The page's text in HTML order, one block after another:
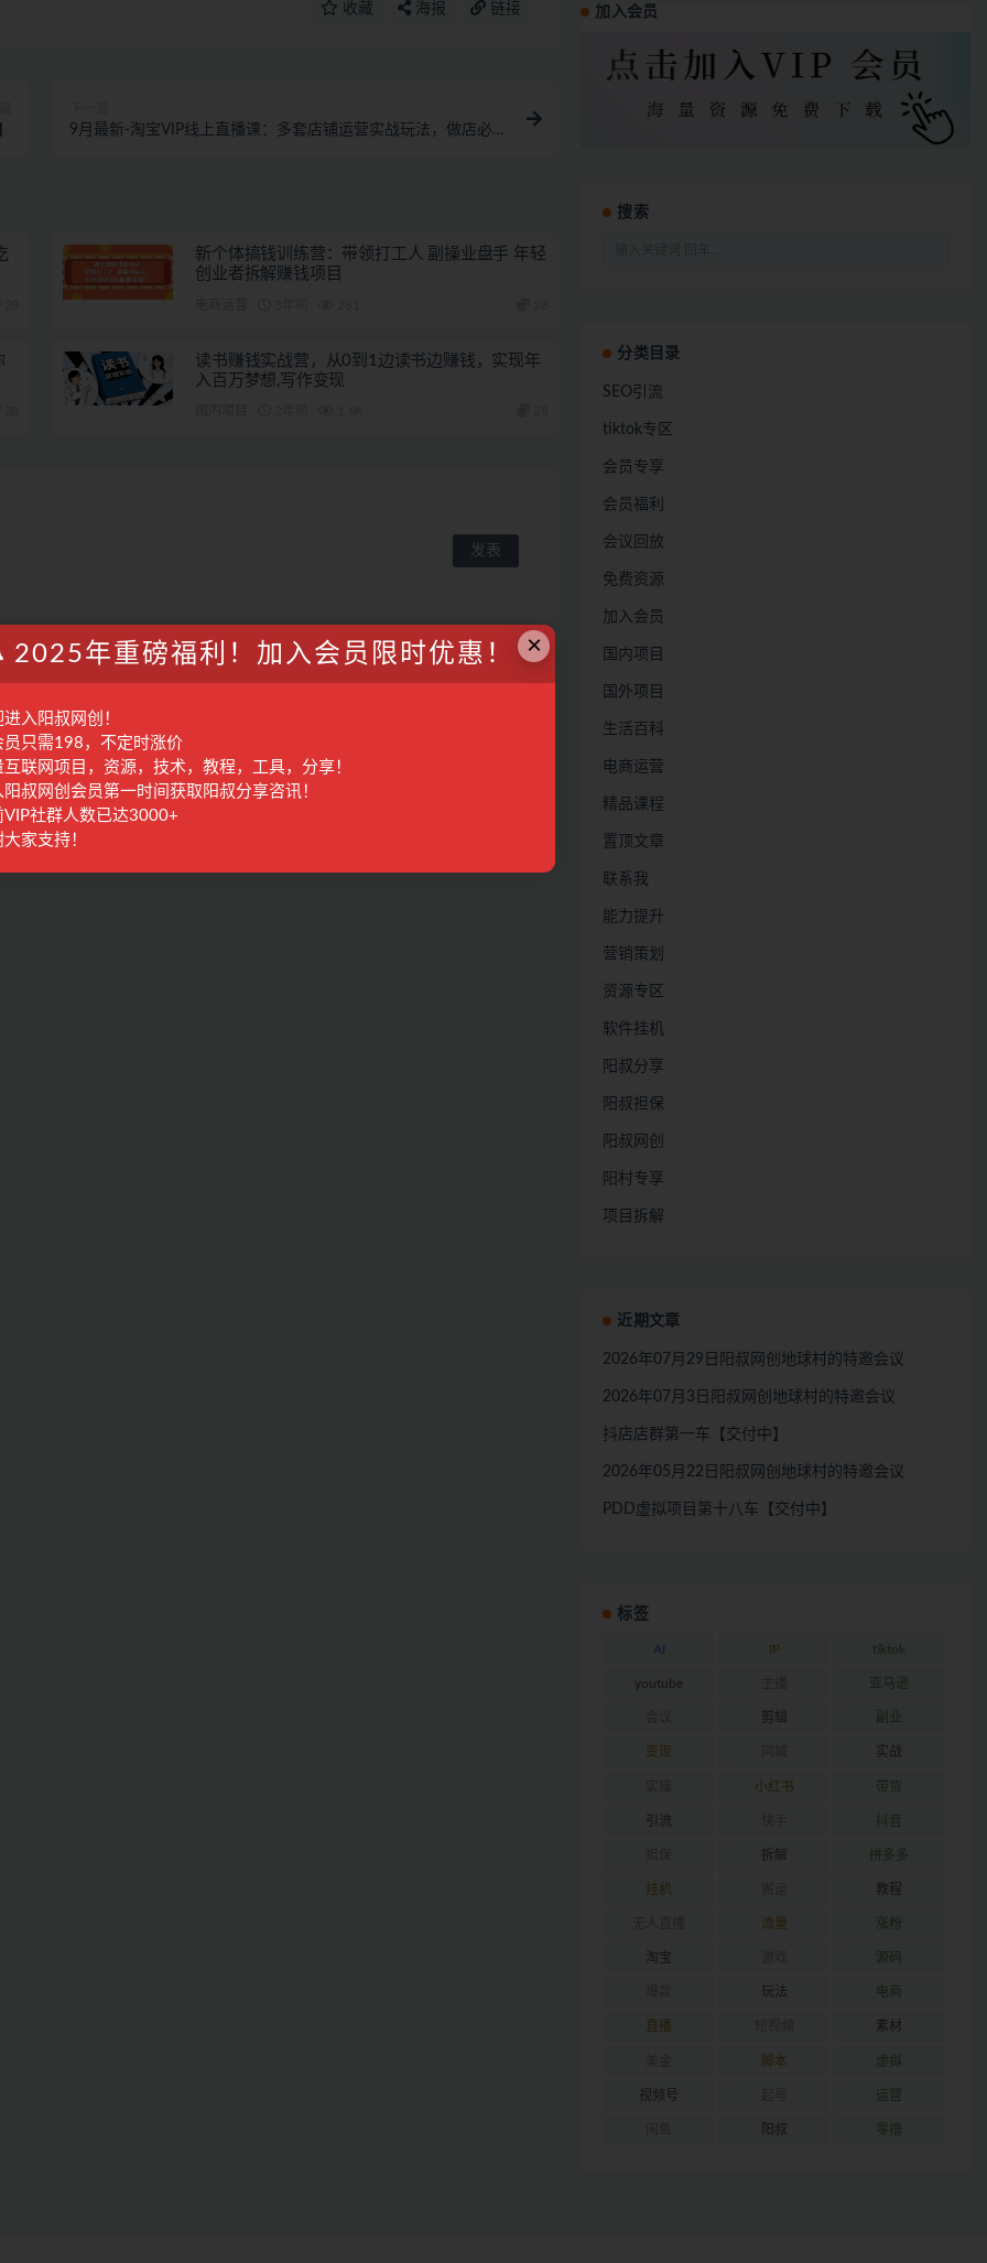
收藏 海报 链接
9月最新-淘宝VIP线上直播课：多套店铺运营实战玩法，做店必备
新个体搞钱训练营：带领打工人 副操业盘手 年轻
创业者拆解赚钱项目
读书赚钱实战营，从0到1边读书边赚钱，实现年
入百万梦想,写作变现
加入会员
搜索
分类目录
SEO引流
tiktok专区
会员专享
会员福利
会议回放
免费资源
加入会员
国内项目
国外项目
生活百科
电商运营
精品课程
置顶文章
联系我
能力提升
营销策划
资源专区
软件挂机
阳叔分享
阳叔担保
阳叔网创
阳村专享
项目拆解
近期文章
2026年07月29日阳叔网创地球村的特邀会议
2026年07月3日阳叔网创地球村的特邀会议
抖店店群第一车【交付中】
2026年05月22日阳叔网创地球村的特邀会议
PDD虚拟项目第十八车【交付中】
标签
AI IP tiktok
youtube 亚马逊
剪辑 副业
变现 实战
小红书 带货
引流 抖音
拆解 拼多多
挂机 教程
流量 涨粉
淘宝 源码
玩法 电商
直播 素材
脚本 虚拟
视频号 运营
阳叔 零撸
×
2025年重磅福利！加入会员限时优惠！
入阳叔网创！
员只需198，不定时涨价
互联网项目，资源，技术，教程，工具，分享！
阳叔网创会员第一时间获取阳叔分享咨讯！
VIP社群人数已达3000+
家支持！